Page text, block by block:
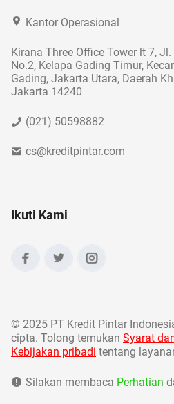
Kantor Operasional
Kirana Three Office Tower lt 7,
No.2, Kelapa Gading Timur,
Gading, Jakarta Utara, Daerah
Jakarta 14240
(021) 50598882
cs@kreditpintar.com
Ikuti Kami
© 2025 PT Kredit Pintar
cipta. Tolong temukan Syarat
Kebijakan pribadi tentang
Silakan membaca Perhatian